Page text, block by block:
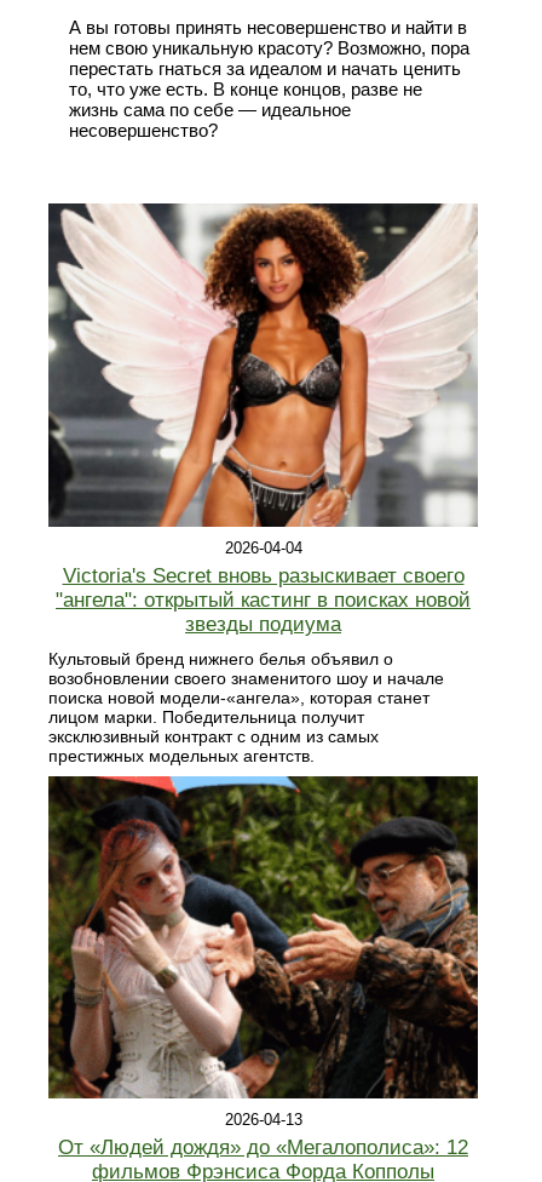
А вы готовы принять несовершенство и найти в
нем свою уникальную красоту? Возможно, пора
перестать гнаться за идеалом и начать ценить
то, что уже есть. В конце концов, разве не
жизнь сама по себе — идеальное
несовершенство?
2026-04-04
Victoria's Secret вновь разыскивает своего
"ангела": открытый кастинг в поисках новой
звезды подиума
Культовый бренд нижнего белья объявил о
возобновлении своего знаменитого шоу и начале
поиска новой модели-«ангела», которая станет
лицом марки. Победительница получит
эксклюзивный контракт с одним из самых
престижных модельных агентств.
2026-04-13
От «Людей дождя» до «Мегалополиса»: 12
фильмов Фрэнсиса Форда Копполы